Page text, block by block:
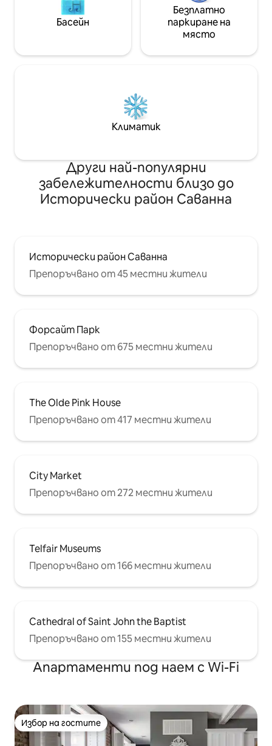
Басейн
Безплатно
паркиране на
място
Климатик
Други най-популярни
забележителности близо до
Исторически район Саванна
Исторически район Саванна
Препоръчвано от 45 местни жители
Форсайт Парк
Препоръчвано от 675 местни жители
The Olde Pink House
Препоръчвано от 417 местни жители
City Market
Препоръчвано от 272 местни жители
Telfair Museums
Препоръчвано от 166 местни жители
Cathedral of Saint John the Baptist
Препоръчвано от 155 местни жители
Апартаменти под наем с Wi-Fi
Избор на гостите
Избор на гостите